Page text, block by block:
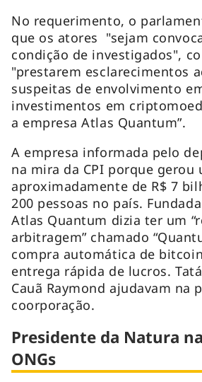
No requerimento, o
que os atores "sejam
condição de investigados",
"prestarem esclarecimentos
suspeitas de envolvimento
investimentos em
a empresa Atlas Quantum”.
A empresa informada pelo
na mira da CPI porque gerou
aproximadamente de R$ 7
200 pessoas no país.
Atlas Quantum dizia ter um
arbitragem” chamado
compra automática de
entrega rápida de lucros.
Cauã Raymond ajudavam na
coorporação.
Presidente da Natura
ONGs